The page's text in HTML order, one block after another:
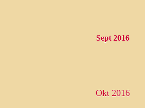
Sept 2016
Okt 2016